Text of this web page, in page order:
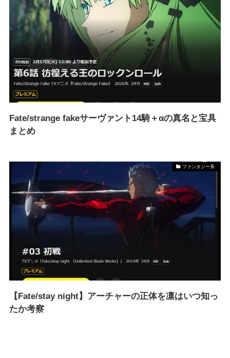
Fate/strange fakeサーヴァント14騎＋αの真名と宝具
まとめ
ファンタジー系
【Fate/stay night】アーチャーの正体を凛はいつ知っ
たか考察